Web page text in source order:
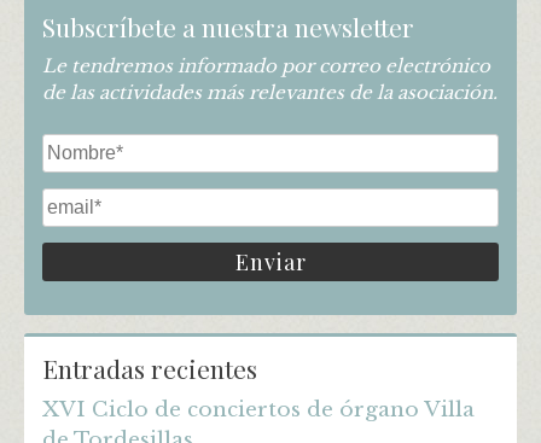
Subscríbete a nuestra newsletter
Le tendremos informado por correo electrónico
de las actividades más relevantes de la asociación.
Entradas recientes
XVI Ciclo de conciertos de órgano Villa